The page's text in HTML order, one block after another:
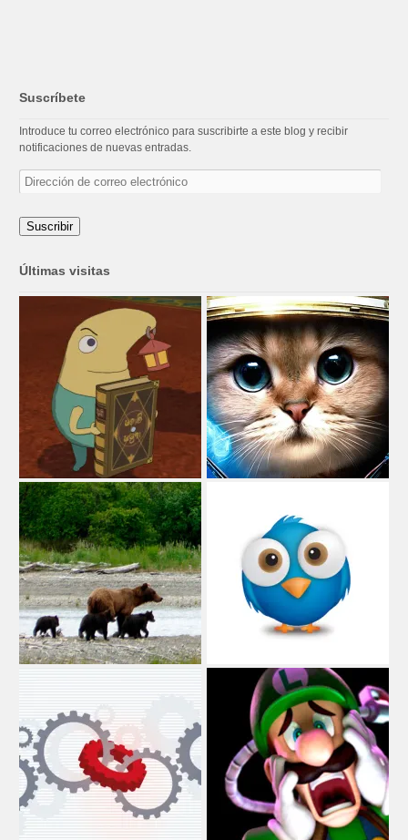
Suscríbete
Introduce tu correo electrónico para suscribirte a este blog y recibir
notificaciones de nuevas entradas.
Dirección
de
electrónico
Suscribir
Últimas visitas